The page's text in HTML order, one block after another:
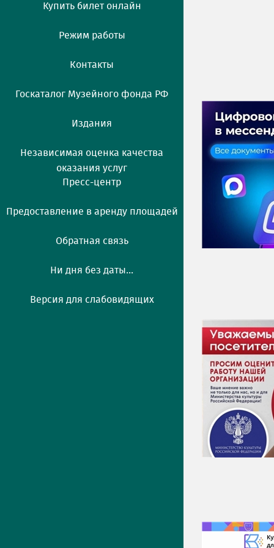
Купить билет онлайн
Режим работы
Контакты
Госкаталог Музейного фонда РФ
Издания
Независимая оценка качества
оказания услуг
Пресс-центр
Предоставление в аренду площадей
Обратная связь
Ни дня без даты...
Версия для слабовидящих